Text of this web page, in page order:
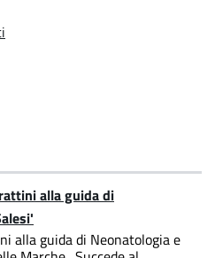
alla guida di
alla guida di Neonatologia e